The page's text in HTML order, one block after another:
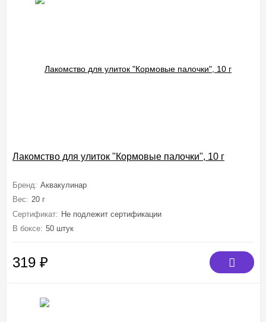
Лакомство для улиток "Кормовые палочки", 10 г
Бренд: Аквакулинар
Вес: 20 г
Сертификат: Не подлежит сертификации
В боксе: 50 штук
319 ₽